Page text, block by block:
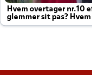
Hvem overtager nr.10
glemmer sit pas?
altid til efter kampe?